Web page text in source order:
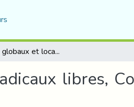
Les indices globaux et locaux pour les radicaux libres, Concepts théoriques et applications
libres,